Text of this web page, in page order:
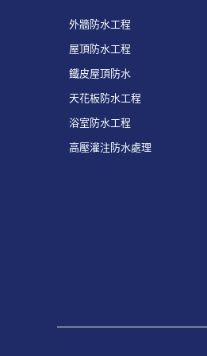
外牆防水工程
屋頂防水工程
鐵皮屋頂防水
天花板防水工程
浴室防水工程
高壓灌注防水處理